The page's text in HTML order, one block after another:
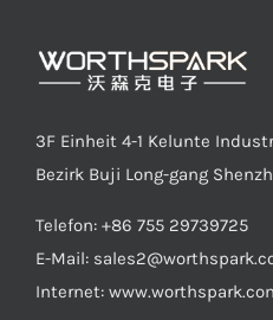
3F Einheit 4-1 Kelunte
Bezirk Buji Long-gang
Telefon: +86 755 29739725
E-Mail:
Internet: